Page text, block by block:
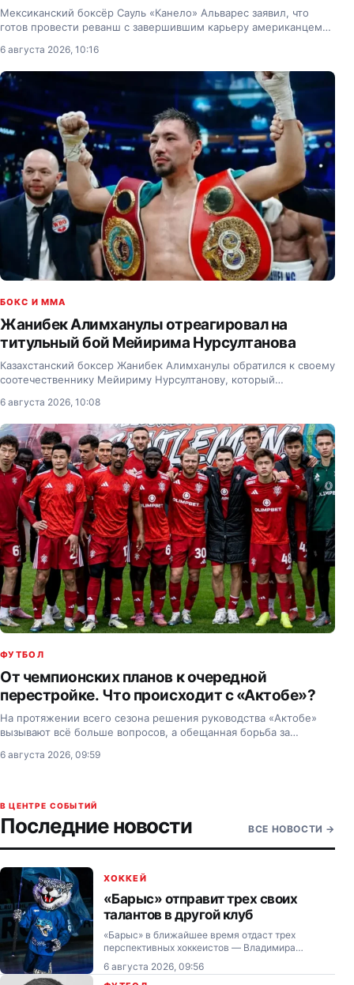
Мексиканский боксёр Сауль «Канело» Альварес заявил, что
готов провести реванш с завершившим карьеру американцем
6 августа 2026, 10:16
БОКС И MMA
Жанибек Алимханулы отреагировал на
титульный бой Мейирима Нурсултанова
Казахстанский боксер Жанибек Алимханулы обратился к своему
соотечественнику Мейириму Нурсултанову, который
6 августа 2026, 10:08
ФУТБОЛ
От чемпионских планов к очередной
перестройке. Что происходит с «Актобе»?
На протяжении всего сезона решения руководства «Актобе»
вызывают всё больше вопросов, а обещанная борьба за
перестройкой состава.
6 августа 2026, 09:59
В ЦЕНТРЕ СОБЫТИЙ
Последние новости ВСЕ НОВОСТИ →
ХОККЕЙ
«Барыс» отправит трех своих
талантов в другой клуб
«Барыс» в ближайшее время отдаст трех
перспективных хоккеистов — Владимира
Корчагина, Александра Перкина и Романа
Двуреченского — в аренду в «Алматы».
6 августа 2026, 09:56